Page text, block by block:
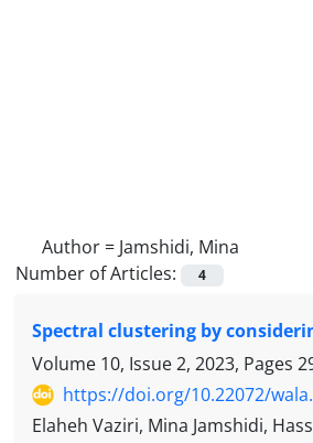
Author = Jamshidi, Mina
Number of Articles:
4
Spectral clustering by
Volume 10, Issue 2, 2023, Pages
https://doi.org/10.22072/
Elaheh Vaziri, Mina Jamshidi,